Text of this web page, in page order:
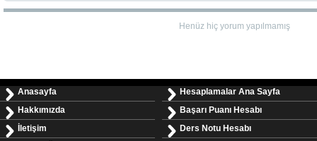
Henüz hiç yorum yapılmamış
Anasayfa
Hakkımızda
İletişim
Hesaplamalar Ana Sayfa
Başarı Puanı Hesabı
Ders Notu Hesabı